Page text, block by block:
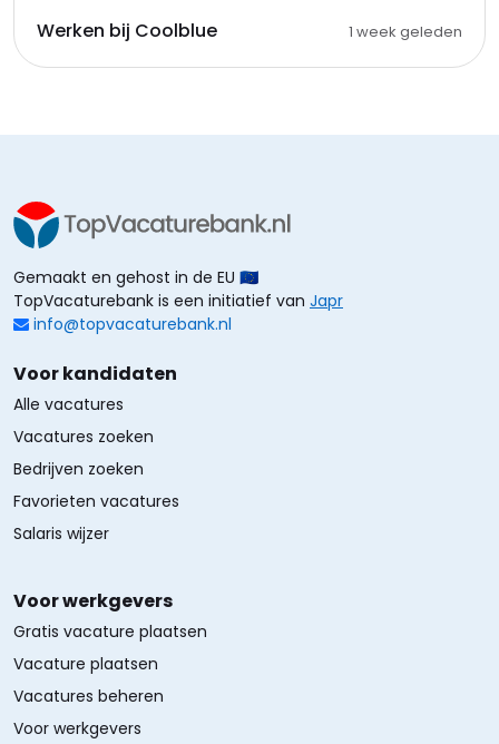
Werken bij Coolblue 1 week geleden
Gemaakt en gehost in de EU 🇪🇺
TopVacaturebank is een initiatief van Japr
info@topvacaturebank.nl
Voor kandidaten
Alle vacatures
Vacatures zoeken
Bedrijven zoeken
Favorieten vacatures
Salaris wijzer
Voor werkgevers
Gratis vacature plaatsen
Vacature plaatsen
Vacatures beheren
Voor werkgevers